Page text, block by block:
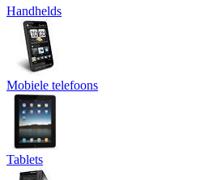
Handhelds
Mobiele telefoons
Tablets